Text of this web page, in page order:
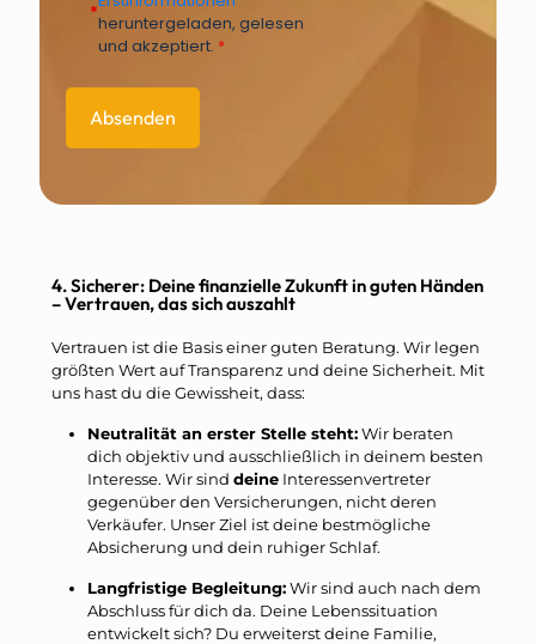
*heruntergeladen, gelesen
und akzeptiert. *
4. Sicherer: Deine finanzielle Zukunft in guten Händen
– Vertrauen, das sich auszahlt
Vertrauen ist die Basis einer guten Beratung. Wir legen
größten Wert auf Transparenz und deine Sicherheit. Mit
uns hast du die Gewissheit, dass:
Neutralität an erster Stelle steht:Wir beraten
dich objektiv und ausschließlich in deinem besten
Interesse. Wir sind deine Interessenvertreter
gegenüber den Versicherungen, nicht deren
Verkäufer. Unser Ziel ist deine bestmögliche
Absicherung und dein ruhiger Schlaf.
Langfristige Begleitung:Wir sind auch nach dem
Abschluss für dich da. Deine Lebenssituation
entwickelt sich? Du erweiterst deine Familie,